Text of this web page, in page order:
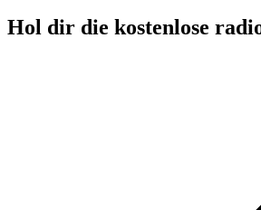
Hol dir die kostenlose